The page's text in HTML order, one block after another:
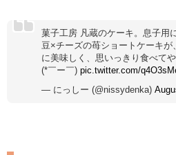
菓子工房 凡蔵のケーキ。息子用
豆×チーズの苺ショートケーキが
に美味しく、思いっきり食べて
(*￣ー￣) pic.twitter.com/
— にっしー (@nissydenka)